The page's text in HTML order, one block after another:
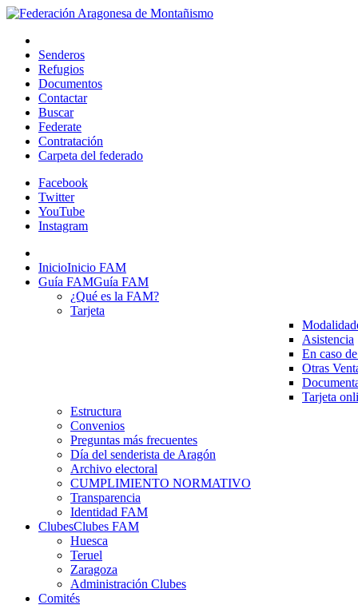
Senderos
Refugios
Documentos
Contactar
Buscar
Federate
Contratación
Carpeta del federado
Facebook
Twitter
YouTube
Instagram
InicioInicio FAM
Guía FAMGuía FAM
¿Qué es la FAM?
Tarjeta
Asistencia
En caso
Otras
Tarjeta
Estructura
Convenios
Preguntas más frecuentes
Día del senderista de Aragón
Archivo electoral
CUMPLIMIENTO NORMATIVO
Transparencia
Identidad FAM
ClubesClubes FAM
Huesca
Teruel
Zaragoza
Administración Clubes
Comités